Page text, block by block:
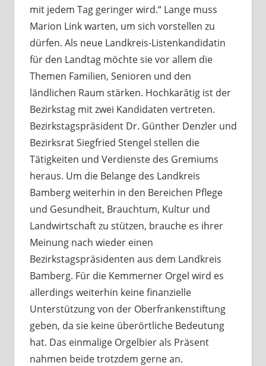
mit jedem Tag geringer wird.“ Lange muss
Marion Link warten, um sich vorstellen zu
dürfen. Als neue Landkreis-Listenkandidatin
für den Landtag möchte sie vor allem die
Themen Familien, Senioren und den
ländlichen Raum stärken. Hochkarätig ist der
Bezirkstag mit zwei Kandidaten vertreten.
Bezirkstagspräsident Dr. Günther Denzler und
Bezirksrat Siegfried Stengel stellen die
Tätigkeiten und Verdienste des Gremiums
heraus. Um die Belange des Landkreis
Bamberg weiterhin in den Bereichen Pflege
und Gesundheit, Brauchtum, Kultur und
Landwirtschaft zu stützen, brauche es ihrer
Meinung nach wieder einen
Bezirkstagspräsidenten aus dem Landkreis
Bamberg. Für die Kemmerner Orgel wird es
allerdings weiterhin keine finanzielle
Unterstützung von der Oberfrankenstiftung
geben, da sie keine überörtliche Bedeutung
hat. Das einmalige Orgelbier als Präsent
nahmen beide trotzdem gerne an.